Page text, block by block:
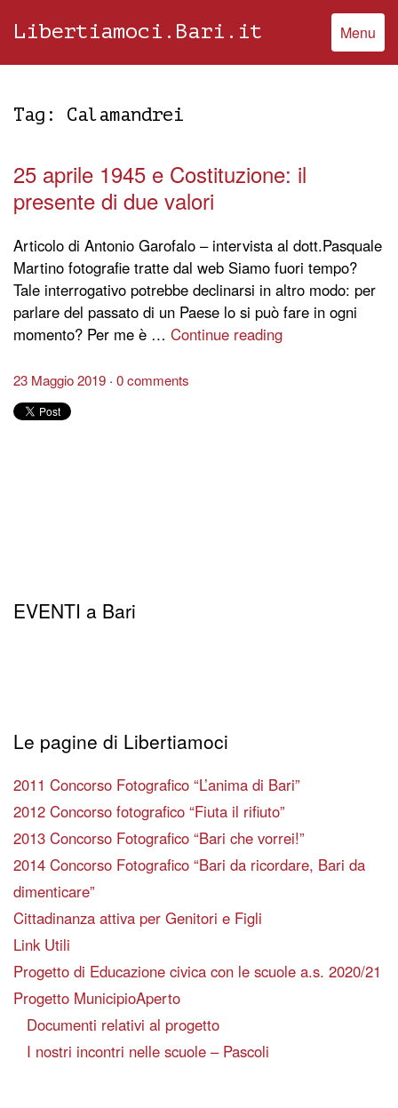
Libertiamoci.Bari.it Menu
Tag: Calamandrei
25 aprile 1945 e Costituzione: il
presente di due valori
Articolo di Antonio Garofalo – intervista al dott.Pasquale
Martino fotografie tratte dal web Siamo fuori tempo?
Tale interrogativo potrebbe declinarsi in altro modo: per
parlare del passato di un Paese lo si può fare in ogni
momento? Per me è … Continue reading
23 Maggio 2019 0 comments
EVENTI a Bari
Le pagine di Libertiamoci
2011 Concorso Fotografico “L’anima di Bari”
2012 Concorso fotografico “Fiuta il rifiuto”
2013 Concorso Fotografico “Bari che vorrei!”
2014 Concorso Fotografico “Bari da ricordare, Bari da
dimenticare”
Cittadinanza attiva per Genitori e Figli
Link Utili
Progetto di Educazione civica con le scuole a.s. 2020/21
Progetto MunicipioAperto
Documenti relativi al progetto
I nostri incontri nelle scuole – Pascoli